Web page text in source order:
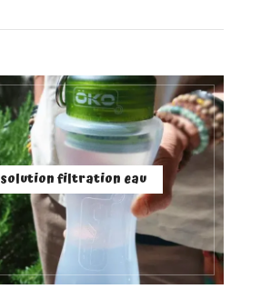
solution filtration eau